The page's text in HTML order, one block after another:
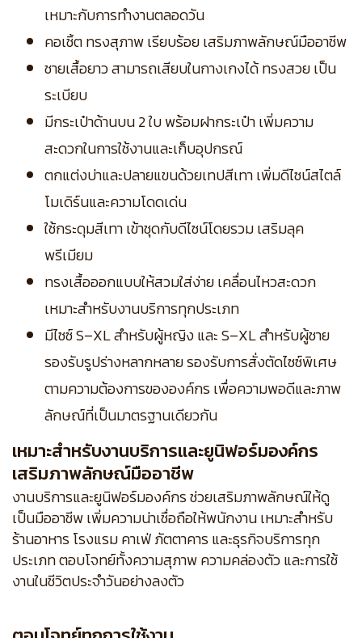
เหมาะกับการทำงานตลอดวัน
คอเชิ้ต ทรงสุภาพ เรียบร้อย เสริมภาพลักษณ์มืออาชีพ
ชายเสื้อยาว สามารถเสียบในกางเกงได้ ทรงสวย เป็น
ระเบียบ
มีกระเป๋าด้านบน 2 ใบ พร้อมฝากระเป๋า เพิ่มความ
สะดวกในการใช้งานและเก็บอุปกรณ์
ตกแต่งบ่าและปลายแขนด้วยเทปสีเทา เพิ่มดีไซน์สไตล์
โมเดิร์นและความโดดเด่น
ใช้กระดุมสีเทา เข้าชุดกับดีไซน์โดยรวม เสริมลุค
พรีเมียม
ทรงเสื้อออกแบบให้สวมใส่ง่าย เคลื่อนไหวสะดวก
เหมาะสำหรับงานบริการทุกประเภท
มีไซซ์ S–XL สำหรับผู้หญิง และ S–XL สำหรับผู้ชาย
รองรับรูปร่างหลากหลายรองรับการสั่งตัดไซซ์พิเศษ
ตามความต้องการขององค์กร เพื่อความพอดีและภาพ
ลักษณ์ที่เป็นมาตรฐานเดียวกัน
เหมาะสำหรับงานบริการและยูนิฟอร์มองค์กร
เสริมภาพลักษณ์มืออาชีพ
งานบริการและยูนิฟอร์มองค์กร ช่วยเสริมภาพลักษณ์ให้ดู
เป็นมืออาชีพ เพิ่มความน่าเชื่อถือให้พนักงาน เหมาะสำหรับ
ร้านอาหาร โรงแรม คาเฟ่ ภัตตาคาร และธุรกิจบริการทุก
ประเภท ตอบโจทย์ทั้งความสุภาพ ความคล่องตัว และการใช้
งานในชีวิตประจำวันอย่างลงตัว